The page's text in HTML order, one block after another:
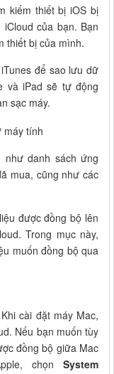
kiếm thiết bị iOS bị
của bạn. Bạn
thiết bị của mình.
để sao lưu dữ
và iPad sẽ tự động
sạc máy.
danh sách ứng
mua, cũng như các
được đồng bộ lên
Trong mục này,
muốn đồng bộ qua
cài đặt máy Mac,
Nếu bạn muốn tùy
đồng bộ giữa Mac
chọn System